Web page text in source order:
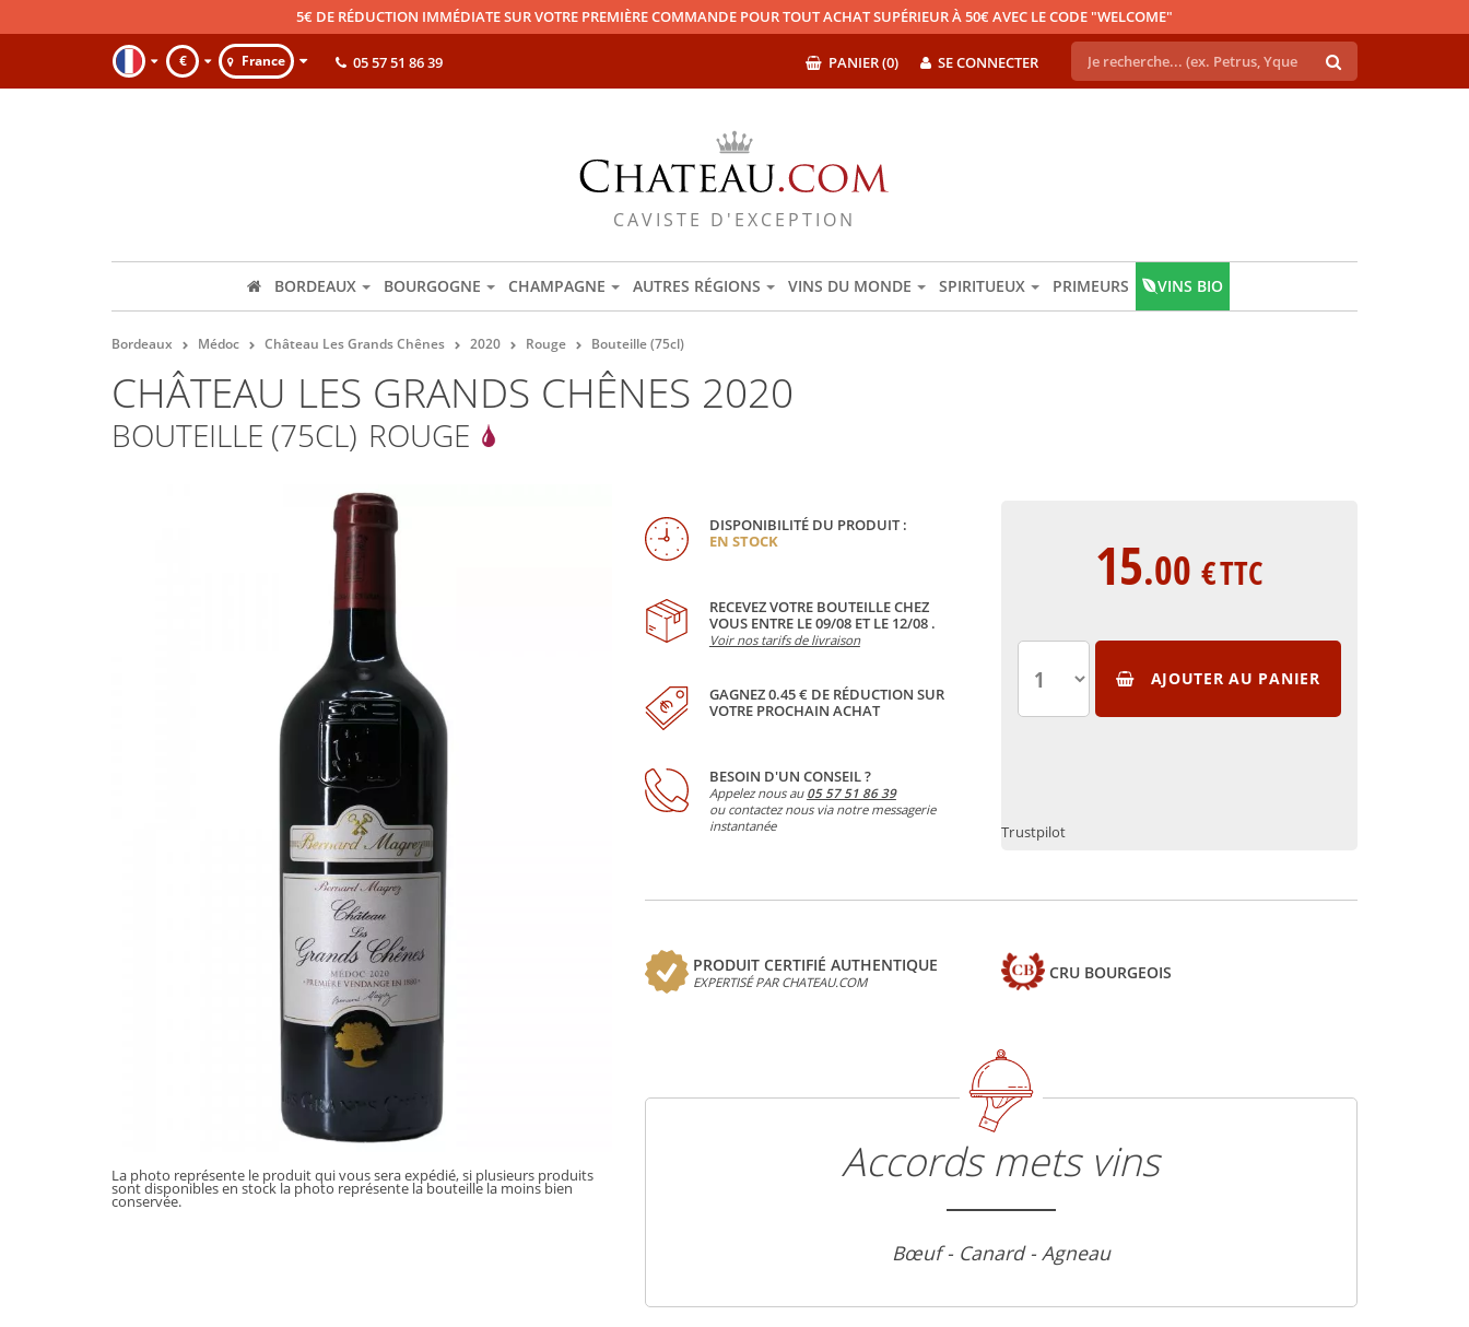
5€ DE RÉDUCTION IMMÉDIATE SUR VOTRE PREMIÈRE COMMANDE POUR TOUT ACHAT SUPÉRIEUR À 50€ AVEC LE CODE "WELCOME"
€ France SE CONNECTER
PANIER (0)
05 57 51 86 39
CAVISTE D'EXCEPTION
BORDEAUX BOURGOGNE CHAMPAGNE AUTRES RÉGIONS VINS DU MONDE SPIRITUEUX PRIMEURS VINS BIO
Bordeaux Médoc Château Les Grands Chênes 2020 Rouge Bouteille (75cl)
CHÂTEAU LES GRANDS CHÊNES 2020
BOUTEILLE (75CL) ROUGE
La photo représente le produit qui vous sera expédié, si plusieurs produits
sont disponibles en stock la photo représente la bouteille la moins bien
conservée.
DISPONIBILITÉ DU PRODUIT :
EN STOCK
RECEVEZ VOTRE BOUTEILLE CHEZ
VOUS ENTRE LE 09/08 ET LE 12/08 .
Voir nos tarifs de livraison
GAGNEZ 0.45 € DE RÉDUCTION SUR
VOTRE PROCHAIN ACHAT
BESOIN D'UN CONSEIL ?
Appelez nous au 05 57 51 86 39
ou contactez nous via notre messagerie
instantanée
15.00€TTC
AJOUTER AU PANIER
Trustpilot
PRODUIT CERTIFIÉ AUTHENTIQUE
EXPERTISÉ PAR CHATEAU.COM CRU BOURGEOIS
Accords mets vins
Bœuf - Canard - Agneau